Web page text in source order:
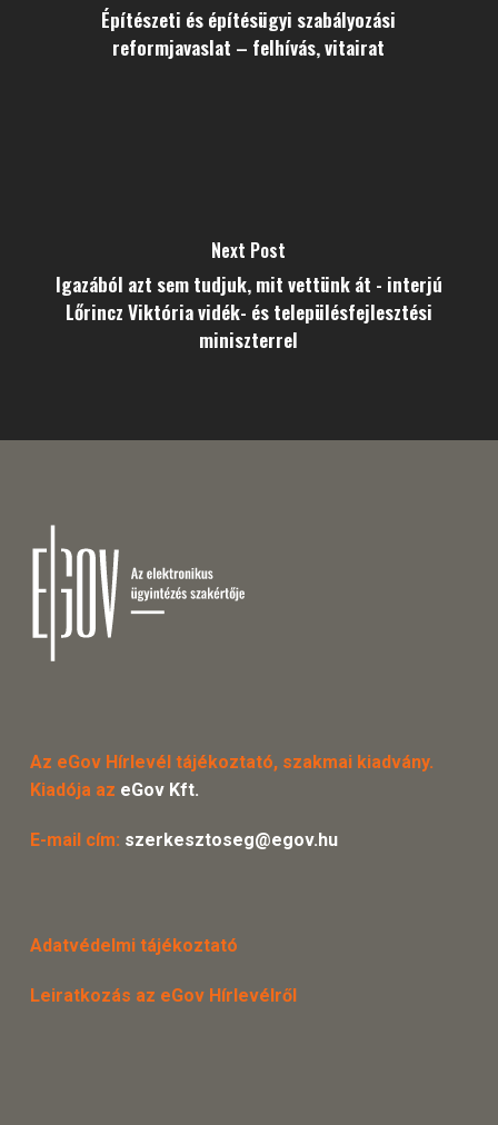
Építészeti és építésügyi szabályozási
reformjavaslat – felhívás, vitairat
Next Post
Igazából azt sem tudjuk, mit vettünk át - interjú
Lőrincz Viktória vidék- és településfejlesztési
miniszterrel
Az eGov Hírlevél tájékoztató, szakmai kiadvány.
Kiadója az eGov Kft.
E-mail cím: szerkesztoseg@egov.hu
Adatvédelmi tájékoztató
Leiratkozás az eGov Hírlevélről